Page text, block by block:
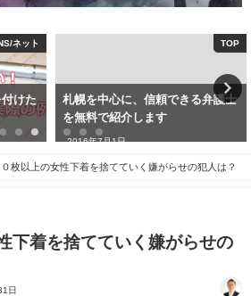
ネット
けた
TOP
札幌を中心に、信頼できる弁護士
を無料で紹介します
2016年7月1日
０枚以上の女性下着を捨てていく嫌がらせの犯人は？
下着を捨てていく嫌がらせの
日